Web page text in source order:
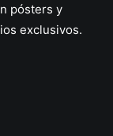
pósters y
exclusivos.